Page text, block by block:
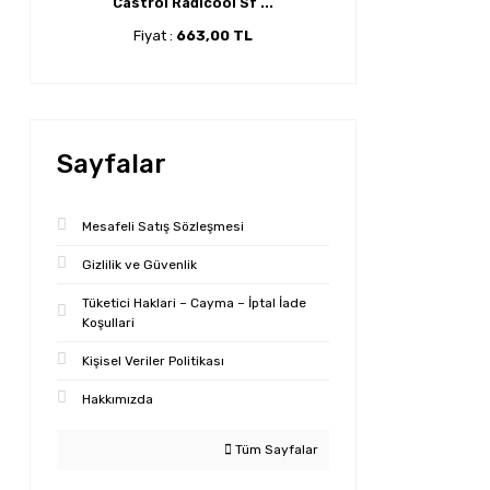
Fiyat : 663,00 TL
Sayfalar
Mesafeli Satış Sözleşmesi
Gizlilik ve Güvenlik
Tüketici Haklari – Cayma – İptal İade
Koşullari
Kişisel Veriler Politikası
Hakkımızda
Tüm Sayfalar